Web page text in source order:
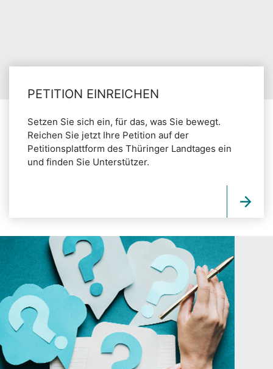
PETITION EINREICHEN
Setzen Sie sich ein, für das, was Sie bewegt.
Reichen Sie jetzt Ihre Petition auf der
Petitionsplattform des Thüringer Landtages ein
und finden Sie Unterstützer.